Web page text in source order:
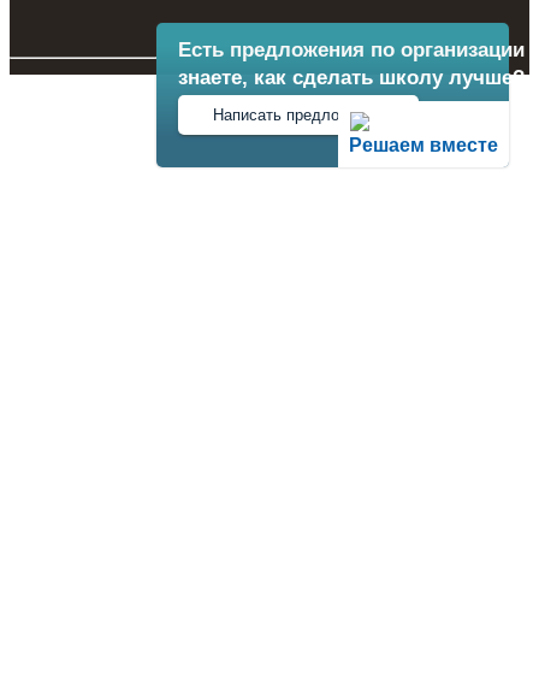
Решаем вместе
Есть предложения по организации
знаете, как сделать школу лучше?
Написать предложение